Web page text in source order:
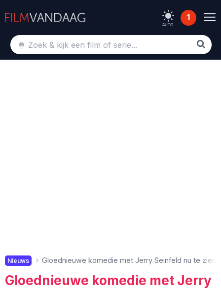
AUTO
1
Nieuws Gloednieuwe komedie met Jerry Seinfeld nu te zien
Gloednieuwe komedie met Jerry